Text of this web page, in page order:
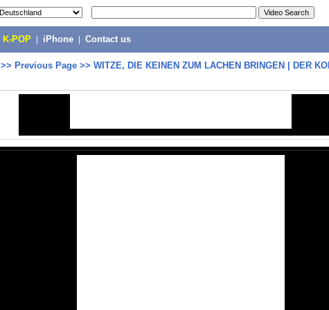
K-POP iPhone Contact us
>> Previous Page >> WITZE, DIE KEINEN ZUM LACHEN BRINGEN | DER